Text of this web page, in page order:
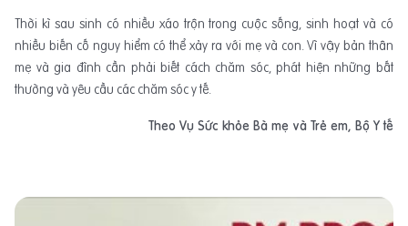
Thời kì sau sinh có nhiều xáo trộn trong cuộc sống, sinh hoạt và có
nhiều biến cố nguy hiểm có thể xảy ra với mẹ và con. Vì vậy bản thân
mẹ và gia đình cần phải biết cách chăm sóc, phát hiện những bất
thường và yêu cầu các chăm sóc y tế.
Theo Vụ Sức khỏe Bà mẹ và Trẻ em, Bộ Y tế